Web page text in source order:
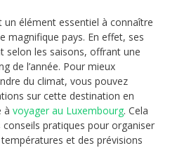
élément essentiel à connaître
magnifique pays. En effet, ses
selon les saisons, offrant une
de l’année. Pour mieux
du climat, vous pouvez
sur cette destination en
à voyager au Luxembourg. Cela
pratiques pour organiser
et des prévisions